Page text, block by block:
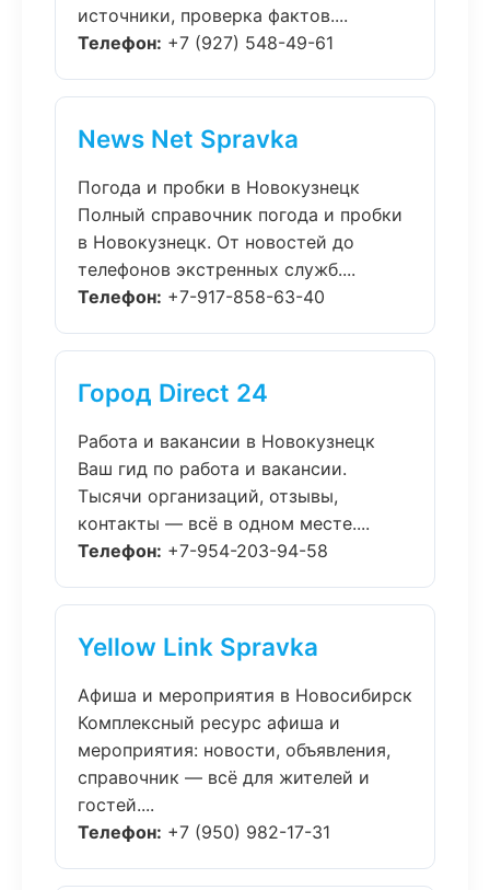
источники, проверка фактов....
Телефон: +7 (927) 548-49-61
News Net Spravka
Погода и пробки в Новокузнецк
Полный справочник погода и пробки
в Новокузнецк. От новостей до
телефонов экстренных служб....
Телефон: +7-917-858-63-40
Город Direct 24
Работа и вакансии в Новокузнецк
Ваш гид по работа и вакансии.
Тысячи организаций, отзывы,
контакты — всё в одном месте....
Телефон: +7-954-203-94-58
Yellow Link Spravka
Афиша и мероприятия в Новосибирск
Комплексный ресурс афиша и
мероприятия: новости, объявления,
справочник — всё для жителей и
гостей....
Телефон: +7 (950) 982-17-31